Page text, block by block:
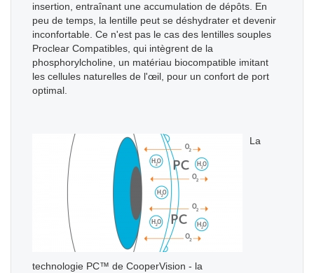
insertion, entraînant une accumulation de dépôts. En
peu de temps, la lentille peut se déshydrater et devenir
inconfortable. Ce n'est pas le cas des lentilles souples
Proclear Compatibles, qui intègrent de la
phosphorylcholine, un matériau biocompatible imitant
les cellules naturelles de l'œil, pour un confort de port
optimal.
La
technologie PC™ de CooperVision - la